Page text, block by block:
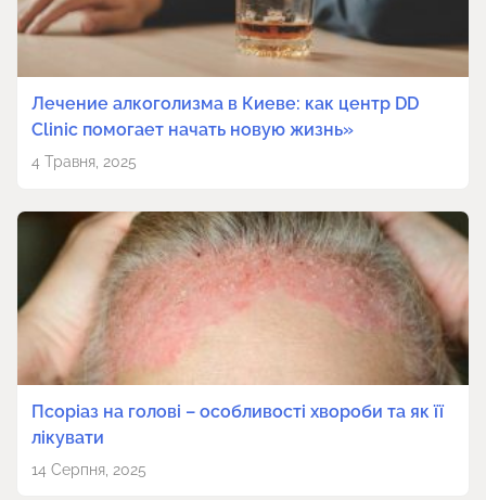
Лечение алкоголизма в Киеве: как центр DD
Clinic помогает начать новую жизнь»
4 Травня, 2025
Псоріаз на голові – особливості хвороби та як її
лікувати
14 Серпня, 2025